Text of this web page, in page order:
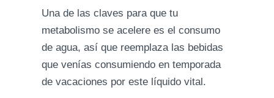
Una de las claves para que tu
metabolismo se acelere es el consumo
de agua, así que reemplaza las bebidas
que venías consumiendo en temporada
de vacaciones por este líquido vital.